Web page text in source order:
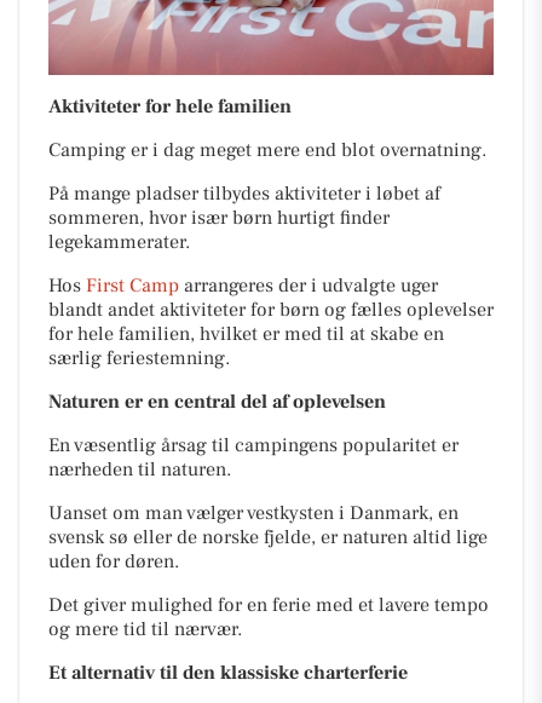
Aktiviteter for hele familien
Camping er i dag meget mere end blot overnatning.
På mange pladser tilbydes aktiviteter i løbet af
sommeren, hvor især børn hurtigt finder
legekammerater.
Hos First Camp arrangeres der i udvalgte uger
blandt andet aktiviteter for børn og fælles oplevelser
for hele familien, hvilket er med til at skabe en
særlig feriestemning.
Naturen er en central del af oplevelsen
En væsentlig årsag til campingens popularitet er
nærheden til naturen.
Uanset om man vælger vestkysten i Danmark, en
svensk sø eller de norske fjelde, er naturen altid lige
uden for døren.
Det giver mulighed for en ferie med et lavere tempo
og mere tid til nærvær.
Et alternativ til den klassiske charterferie